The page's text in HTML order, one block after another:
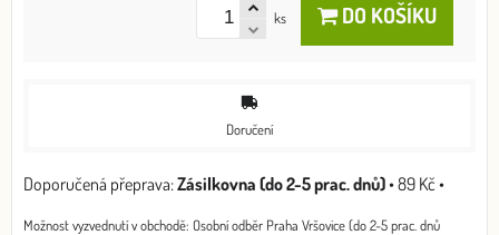
ks DO KOŠÍKU
Doručení
Zásilkovna (do 2-5 prac. dnů)•89 Kč •
Osobní odběr Praha Vršovice (do 2-5 prac. dnů